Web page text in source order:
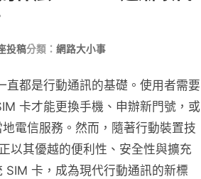
投稿分類： 網路大小事
直都是行動通訊的基礎。使用者需要
卡才能更換手機、申辦新門號，或
電信服務。然而，隨著行動裝置技
以其優越的便利性、安全性與擴充
SIM 卡，成為現代行動通訊的新標